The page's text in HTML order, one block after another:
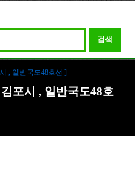
검색
, 일반국도48호선 ]
포시 , 일반국도48호